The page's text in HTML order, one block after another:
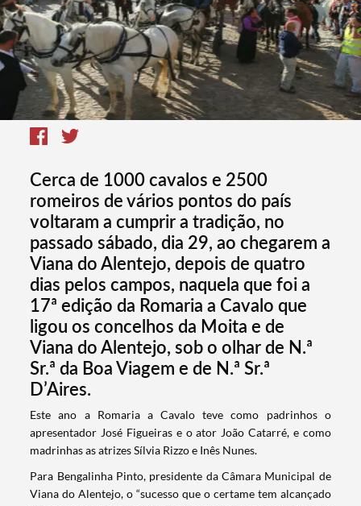
Cerca de 1000 cavalos e 2500
romeiros de vários pontos do país
voltaram a cumprir a tradição, no
passado sábado, dia 29, ao chegarem a
Viana do Alentejo, depois de quatro
dias pelos campos, naquela que foi a
17ª edição da Romaria a Cavalo que
ligou os concelhos da Moita e de
Viana do Alentejo, sob o olhar de N.ª
Sr.ª da Boa Viagem e de N.ª Sr.ª
D’Aires.
​Este ano a Romaria a Cavalo teve como padrinhos o
apresentador José Figueiras e o ator João Catarré, e como
madrinhas as atrizes Sílvia Rizzo e Inês Nunes.
Para Bengalinha Pinto, presidente da Câmara Municipal de
Viana do Alentejo, o “sucesso que o certame tem alcançado